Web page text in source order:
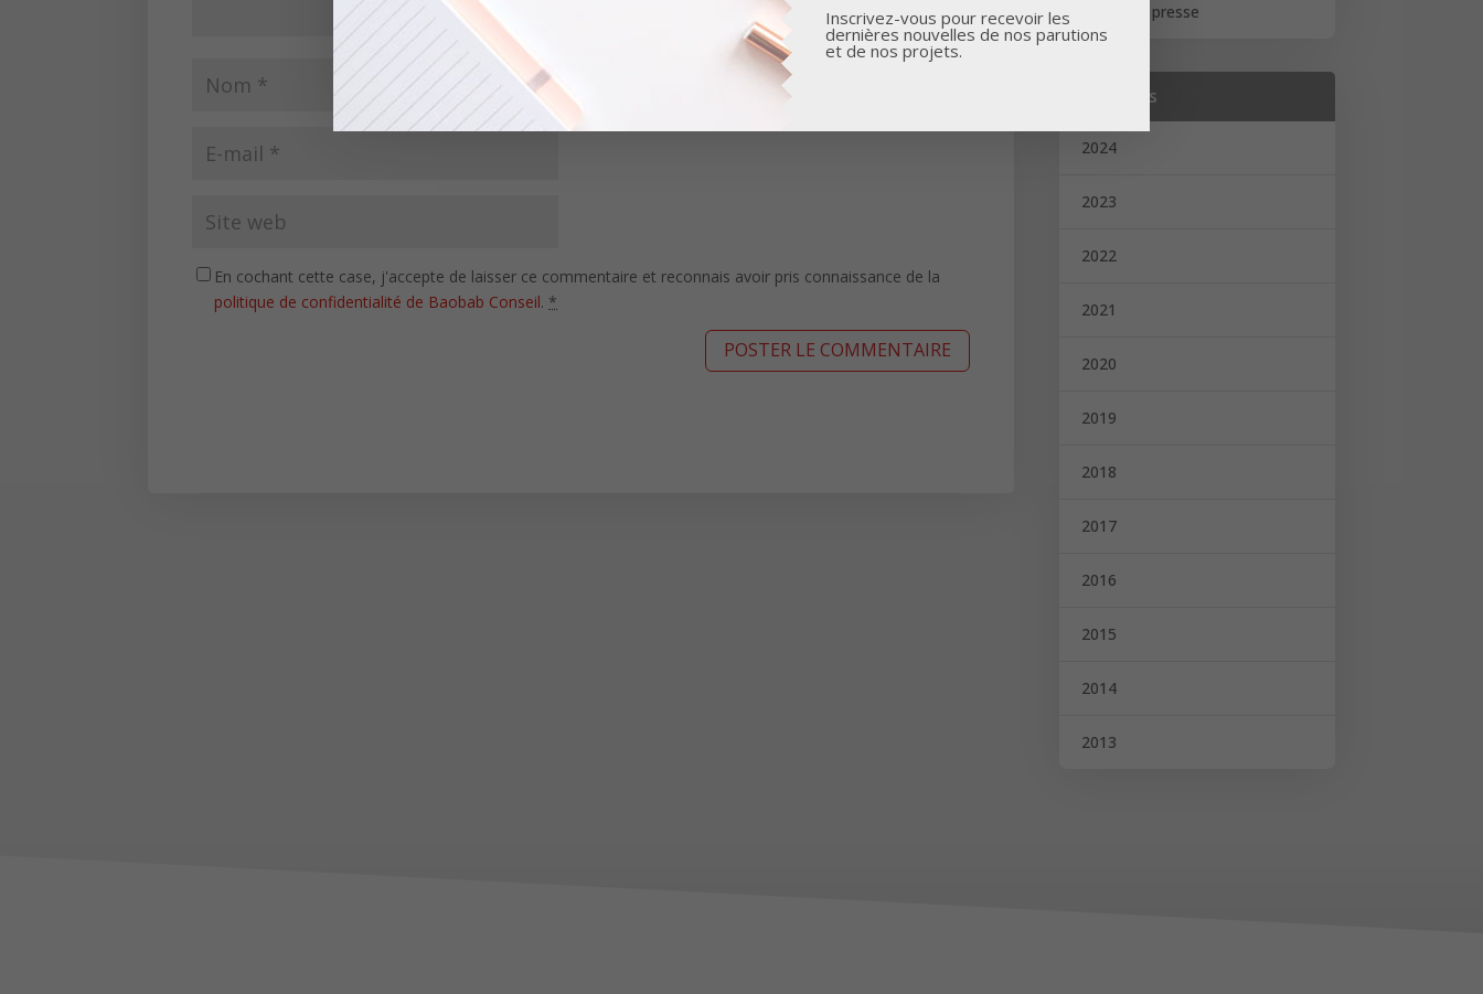
En cochant cette case, j'accepte de laisser ce commentaire et reconnais avoir pris connaissance de la
politique de confidentialité de Baobab Conseil. *
Revue de presse
Archives
2024
2023
2022
2021
2020
2019
2018
2017
2016
2015
2014
2013
Inscrivez-vous pour recevoir les
dernières nouvelles de nos parutions
et de nos projets.